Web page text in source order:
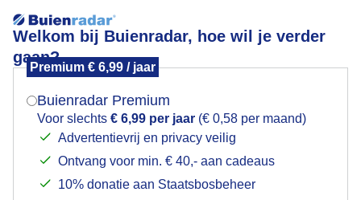
Welkom bij Buienradar, hoe wil je verder
gaan?
Premium € 6,99 / jaar
Buienradar Premium
Voor slechts € 6,99 per jaar (€ 0,58 per maand)
Advertentievrij en privacy veilig
Ontvang voor min. € 40,- aan cadeaus
10% donatie aan Staatsbosbeheer
Winterzwemmen/Kom dr' in joh, lekker water!
Mogen we je locatie gebruiken voor het
Indien je hier nog geen akkoord op hebt gegeven,
verschijnt er zo een pop-up uit je browser waarin